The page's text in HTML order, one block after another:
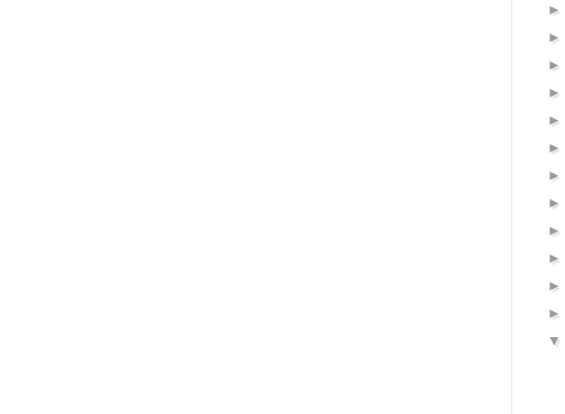
►
►
►
►
►
►
►
►
►
►
►
►
▼